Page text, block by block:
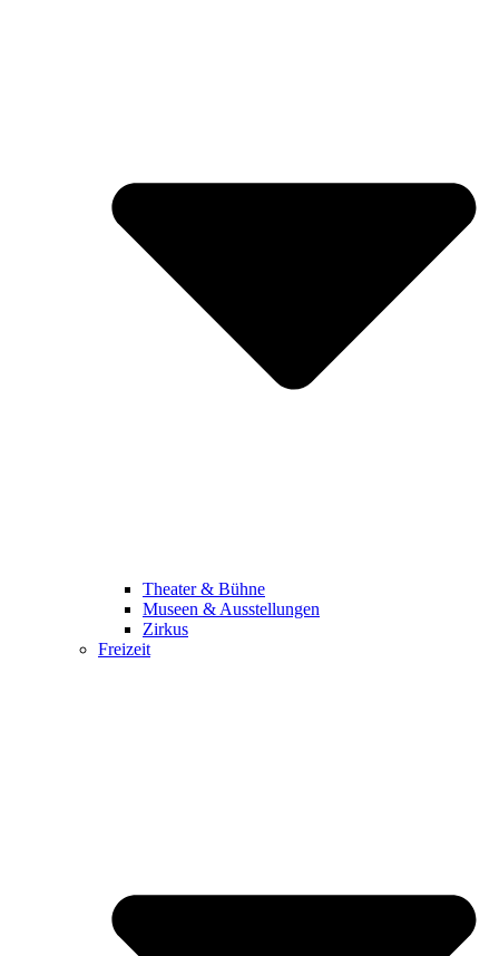
Theater & Bühne
Museen & Ausstellungen
Zirkus
Freizeit